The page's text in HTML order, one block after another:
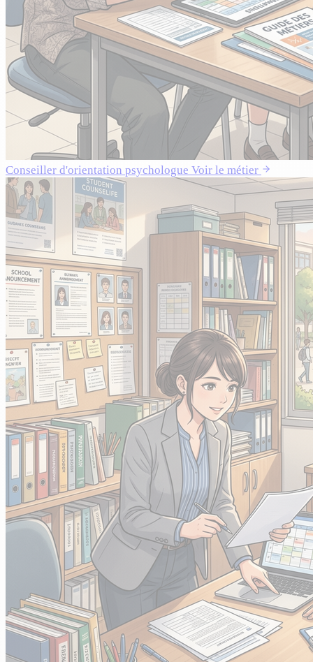
Conseiller d'orientation psychologue Voir le métier